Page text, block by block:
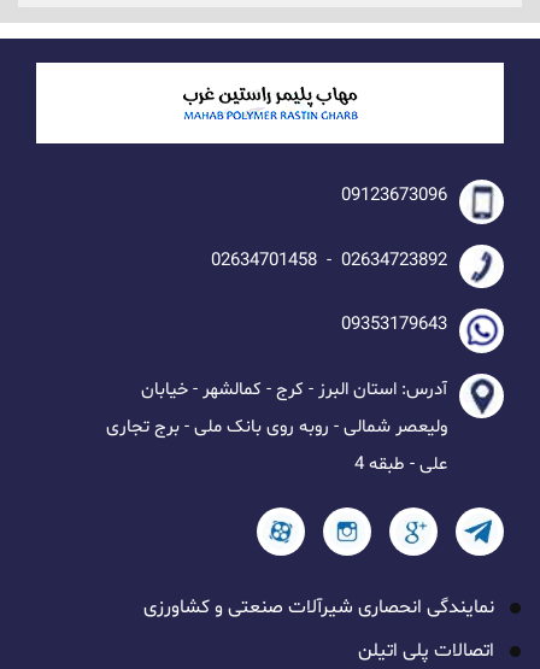
09123673096
02634723892 - 02634701458
09353179643
آدرس: استان البرز - کرج - کمالشهر - خیابان
ولیعصر شمالی - روبه روی بانک ملی - برج تجاری
علی - طبقه 4
نمایندگی انحصاری شیرآلات صنعتی و کشاورزی
اتصالات پلی اتیلن